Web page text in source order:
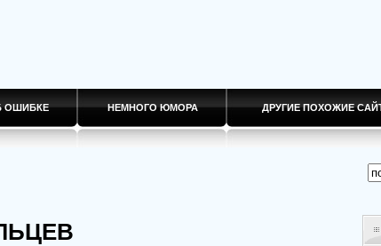
ОШИБКЕ НЕМНОГО ЮМОРА ДРУГИЕ ПОХОЖИЕ